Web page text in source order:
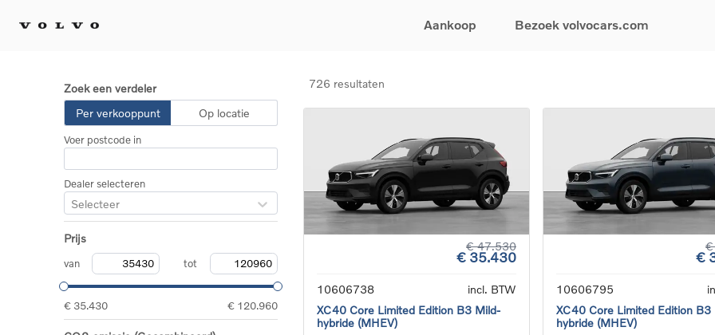
Aankoop
EX40
EC40
EX90
ES90
XC40
Plug-inhybride auto's
Mild hybrid auto's
Break
Sedan
Bezoek volvocars.com
Tijdelijke aanbiedingen
Gecertificeerde
tweedehandswagens
Fleet & Bedrijfswagens
Diplomatic & Special sales
Verzekeringen
Onderhoud &
Overname van uw
Volvo Support
Garantie
24/7
Zoek een verdeler
Per verkooppunt
Op locatie
Voer postcode in
Dealer selecteren
Selecteer
Prijs
van tot
€ 35.430 € 120.960
726 resultaten
€ 47.530
€ 35.430
10606738
incl. BTW
XC40 Core Limited Edition B3 Mild-
hybride (MHEV)
€
€
10606795
XC40 Core Limited Edition B3
hybride (MHEV)